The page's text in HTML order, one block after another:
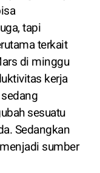
tapi
terkait
di minggu
kerja
sesuatu
Sedangkan
sumber